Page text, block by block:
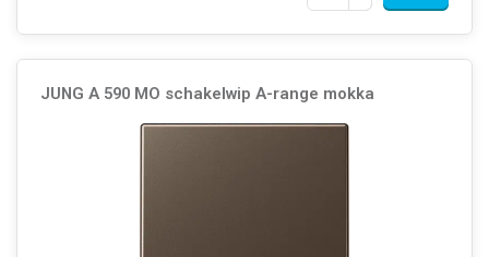
JUNG A 590 MO schakelwip A-range mokka